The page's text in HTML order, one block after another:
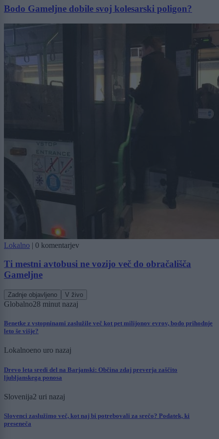
Bodo Gameljne dobile svoj kolesarski poligon?
Lokalno | 0 komentarjev
Ti mestni avtobusi ne vozijo več do obračališča
Gameljne
Zadnje objavljeno V živo
Globalno28 minut nazaj
Benetke z vstopninami zaslužile več kot pet milijonov evrov, bodo prihodnje
leto še višje?
Lokalnoeno uro nazaj
Drevo leta sredi del na Barjanski: Občina zdaj preverja zaščito
ljubljanskega ponosa
Slovenija2 uri nazaj
Slovenci zaslužimo več, kot naj bi potrebovali za srečo? Podatek, ki
preseneča